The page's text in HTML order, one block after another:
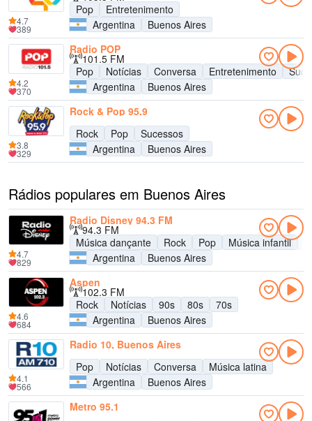
Pop
Entretenimento
Argentina
Buenos Aires
4.7
389
Radio POP
101.5 FM
Pop
Notícias Conversa Entretenimento
Argentina
Buenos Aires
4.2
370
Rock & Pop 95.9
Rock
Pop
Sucessos
Argentina
Buenos Aires
3.8
329
Rádios populares em Buenos Aires
Radio Disney 94.3 FM
94.3 FM
Música dançante
Rock Pop Música infantil
Argentina
Buenos Aires
4.7
829
Aspen
102.3 FM
Rock
Notícias 90s 80s
70s
Argentina
Buenos Aires
4.6
684
Radio 10, Buenos Aires
Pop
Notícias Conversa
Música latina
Argentina
Buenos Aires
4.1
566
Metro 95.1